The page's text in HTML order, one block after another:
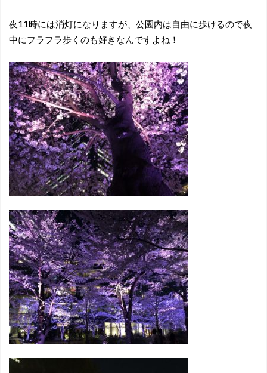
夜11時には消灯になりますが、公園内は自由に歩けるので夜
中にフラフラ歩くのも好きなんですよね！